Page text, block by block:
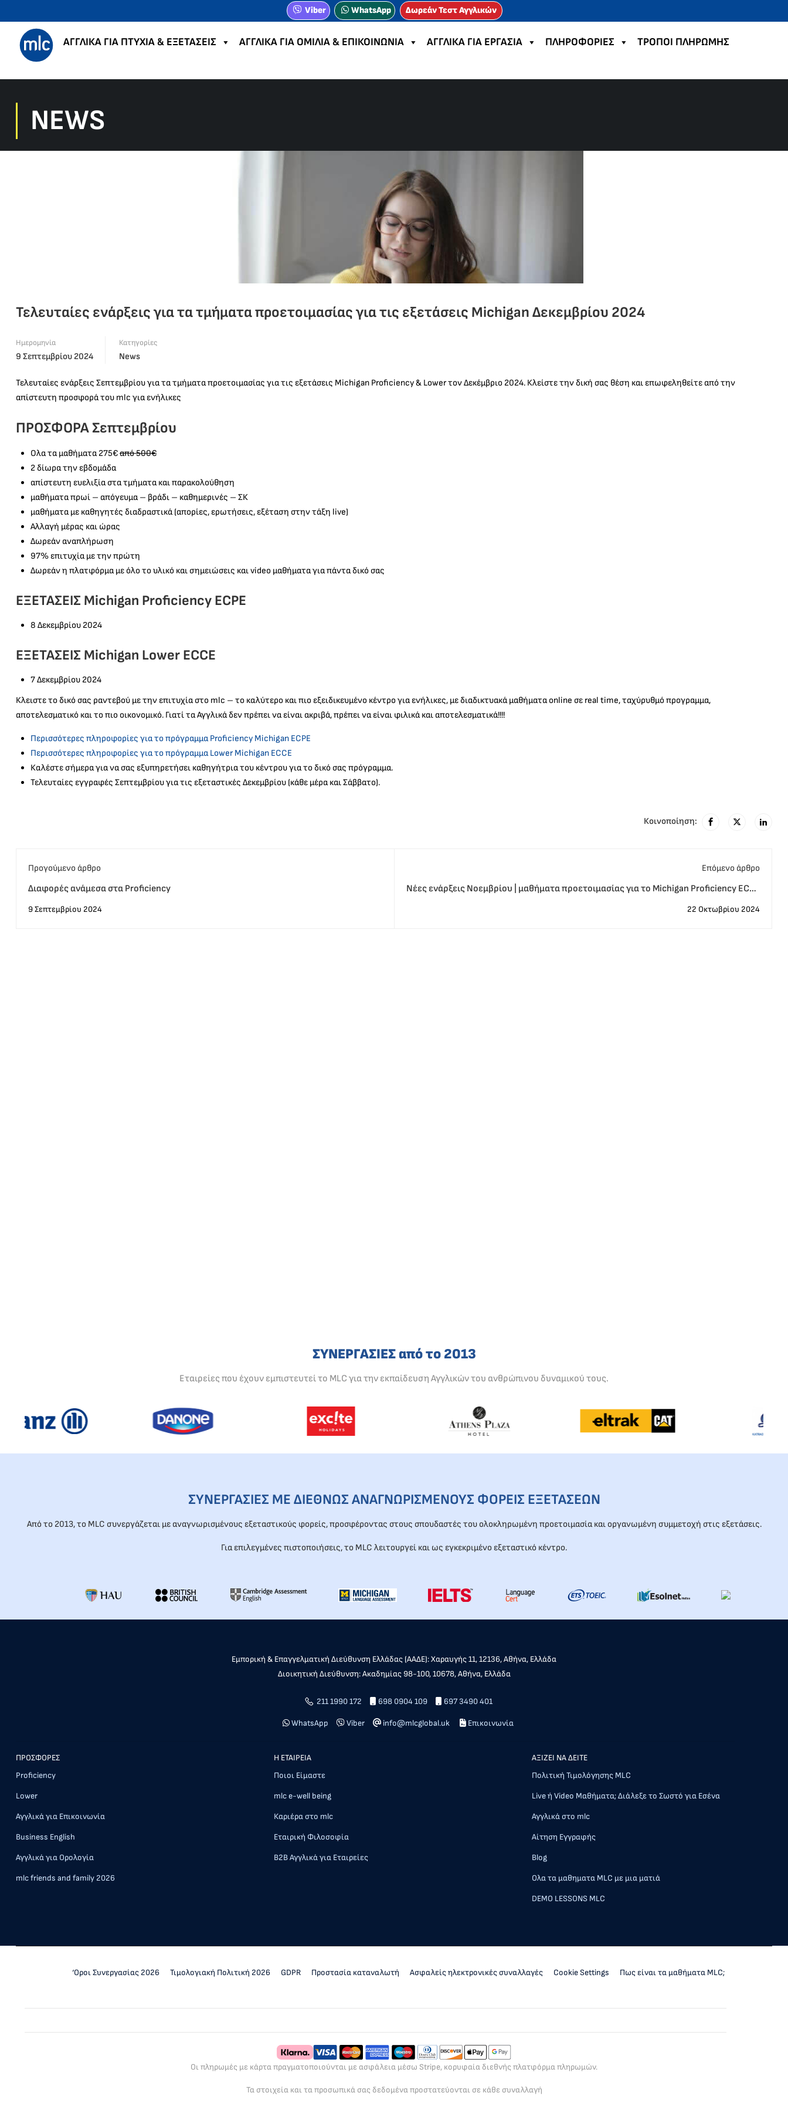
Viber WhatsApp Δωρεάν Τεστ Αγγλικών
ΑΓΓΛΙΚΑ ΓΙΑ ΠΤΥΧΙΑ & ΕΞΕΤΑΣΕΙΣ ΑΓΓΛΙΚΑ ΓΙΑ ΟΜΙΛΙΑ & ΕΠΙΚΟΙΝΩΝΙΑ ΑΓΓΛΙΚΑ ΓΙΑ ΕΡΓΑΣΙΑ ΠΛΗΡΟΦΟΡΙΕΣ TΡΟΠΟΙ ΠΛΗΡΩΜΗΣ
NEWS
Τελευταίες ενάρξεις για τα τμήματα προετοιμασίας για τις εξετάσεις Michigan Δεκεμβρίου 2024
Ημερομηνία
9 Σεπτεμβρίου 2024
Κατηγορίες
News
Τελευταίες ενάρξεις Σεπτεμβρίου για τα τμήματα προετοιμασίας για τις εξετάσεις Michigan Proficiency & Lower τον Δεκέμβριο 2024. Κλείστε την δική σας θέση και επωφεληθείτε από την
απίστευτη προσφορά του mlc για ενήλικες
ΠΡΟΣΦΟΡΑ Σεπτεμβρίου
Ολα τα μαθήματα 275€από 500€
2 δίωρα την εβδομάδα
απίστευτη ευελιξία στα τμήματα και παρακολούθηση
μαθήματα πρωί – απόγευμα – βράδι – καθημερινές – ΣΚ
μαθήματα με καθηγητές διαδραστικά (απορίες, ερωτήσεις, εξέταση στην τάξη live)
Αλλαγή μέρας και ώρας
Δωρεάν αναπλήρωση
97% επιτυχία με την πρώτη
Δωρεάν η πλατφόρμα με όλο το υλικό και σημειώσεις και video μαθήματα για πάντα δικό σας
ΕΞΕΤΑΣΕΙΣ Michigan Proficiency ECPE
8 Δεκεμβρίου 2024
ΕΞΕΤΑΣΕΙΣ Μichigan Lower ECCE
7 Δεκεμβρίου 2024
Κλειστε το δικό σας ραντεβού με την επιτυχία στο mlc – το καλύτερο και πιο εξειδικευμένο κέντρο για ενήλικες, με διαδικτυακά μαθήματα online σε real time, ταχύρυθμό προγραμμα,
αποτελεσματικό και το πιο οικονομικό. Γιατί τα Αγγλικά δεν πρέπει να είναι ακριβά, πρέπει να είναι φιλικά και αποτελεσματικά!!!!
Περισσότερες πληροφορίες για το πρόγραμμα Proficiency Michigan ECPE
Περισσότερες πληροφορίες για το πρόγραμμα Lower Michigan ECCE
Καλέστε σήμερα για να σας εξυπηρετήσει καθηγήτρια του κέντρου για το δικό σας πρόγραμμα.
Τελευταίες εγγραφές Σεπτεμβρίου για τις εξεταστικές Δεκεμβρίου (κάθε μέρα και Σάββατο).
Κοινοποίηση:
Προγούμενο άρθρο
Διαφορές ανάμεσα στα Proficiency
9 Σεπτεμβρίου 2024
Eπόμενο άρθρο
Νέες ενάρξεις Νοεμβρίου | μαθήματα προετοιμασίας για το Michigan Proficiency ECPE
22 Οκτωβρίου 2024
ΣΥΝΕΡΓΑΣΙΕΣ από το 2013
Εταιρείες που έχουν εμπιστευτεί το MLC για την εκπαίδευση Αγγλικών του ανθρώπινου δυναμικού τους.
ΣΥΝΕΡΓΑΣΙΕΣ ΜΕ ΔΙΕΘΝΩΣ ΑΝΑΓΝΩΡΙΣΜΕΝΟΥΣ ΦΟΡΕΙΣ ΕΞΕΤΑΣΕΩΝ
Από το 2013, το MLC συνεργάζεται με αναγνωρισμένους εξεταστικούς φορείς, προσφέροντας στους σπουδαστές του ολοκληρωμένη προετοιμασία και οργανωμένη συμμετοχή στις εξετάσεις.
Για επιλεγμένες πιστοποιήσεις, το MLC λειτουργεί και ως εγκεκριμένο εξεταστικό κέντρο.
Εμπορική & Επαγγελματική Διεύθυνση Ελλάδας (ΑΑΔΕ): Χαραυγής 11, 12136, Αθήνα, Ελλάδα
Διοικητική Διεύθυνση: Ακαδημίας 98-100, 10678, Αθήνα, Ελλάδα
211 1990 172 698 0904 109 697 3490 401
WhatsApp Viber info@mlcglobal.uk Επικοινωνία
ΠΡΟΣΦΟΡΕΣ
Proficiency
Lower
Αγγλικά για Επικοινωνία
Business English
Αγγλικά για Ορολογία
mlc friends and family 2026
Η ΕΤΑΙΡΕΙΑ
Ποιοι Είμαστε
mlc e-well being
Καριέρα στο mlc
Εταιρική Φιλοσοφία
Β2Β Αγγλικά για Εταιρείες
AΞΙΖΕΙ ΝΑ ΔΕΙΤΕ
Πολιτική Τιμολόγησης MLC
Live ή Video Μαθήματα; Διάλεξε το Σωστό για Εσένα
Αγγλικά στο mlc
Αίτηση Εγγραφής
Blog
Ολα τα μαθηματα MLC με μια ματιά
DEMO LESSONS MLC
‘Οροι Συνεργασίας 2026 Τιμολογιακή Πολιτική 2026 GDPR Προστασία καταναλωτή Ασφαλείς ηλεκτρονικές συναλλαγές Cookie Settings Πως είναι τα μαθήματα MLC;
Οι πληρωμές με κάρτα πραγματοποιούνται με ασφάλεια μέσω Stripe, κορυφαία διεθνής πλατφόρμα πληρωμών.
Τα στοιχεία και τα προσωπικά σας δεδομένα προστατεύονται σε κάθε συναλλαγή